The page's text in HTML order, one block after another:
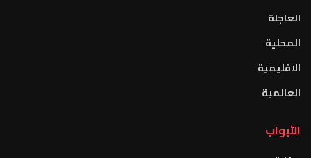
العاجلة
المحلية
الاقليمية
العالمية
الأبواب